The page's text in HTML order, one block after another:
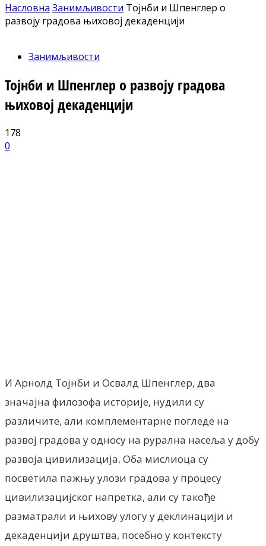
Насловна Занимљивости Тојнби и Шпенглер о
развоју градова њиховој декаденцији
Занимљивости
Тојнби и Шпенглер о развоју градова
њиховој декаденцији
178
0
И Арнолд Тојнби и Освалд Шпенглер, два
значајна филозофа историје, нудили су
различите, али комплементарне погледе на
развој градова у односу на рурална насеља у добу
развоја цивилизација. Оба мислиоца су
посветила пажњу улози градова у процесу
цивилизацијског напретка, али су такође
разматрали и њихову улогу у деклинацији и
декаденцији друштва, посебно у контексту